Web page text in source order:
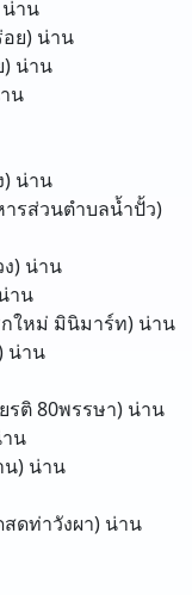
น่าน
ย) น่าน
น่าน
น
น่าน
รส่วนตำบลน้ำปั้ว)
) น่าน
าน
ใหม่ มินิมาร์ท) น่าน
น่าน
รติ 80พรรษา) น่าน
น
น) น่าน
ดท่าวังผา) น่าน